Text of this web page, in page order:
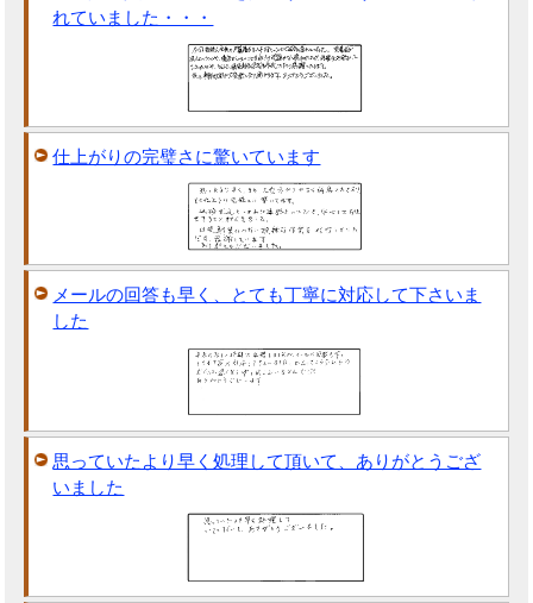
れていました・・・
仕上がりの完璧さに驚いています
メールの回答も早く、とても丁寧に対応して下さいま
した
思っていたより早く処理して頂いて、ありがとうござ
いました